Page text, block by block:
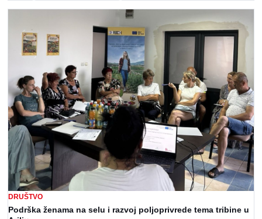
DRUŠTVO
Podrška ženama na selu i razvoj poljoprivrede tema tribine u